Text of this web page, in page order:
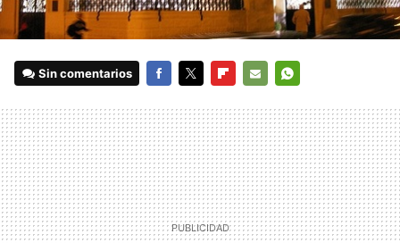
Sin comentarios
MAIL